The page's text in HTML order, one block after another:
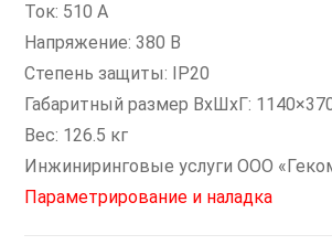
Ток: 510 А
Напряжение: 380 В
Степень защиты: IP20
Габаритный размер ВхШхГ:
Вес: 126.5 кг
Инжиниринговые услуги ООО
Параметрирование и наладка